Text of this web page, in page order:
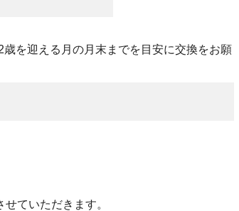
を迎える月の月末までを目安に交換をお願
ていただきます。